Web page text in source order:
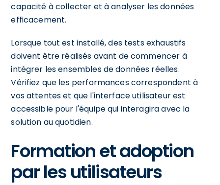
capacité à collecter et à analyser les données
efficacement.
Lorsque tout est installé, des tests exhaustifs
doivent être réalisés avant de commencer à
intégrer les ensembles de données réelles.
Vérifiez que les performances correspondent à
vos attentes et que l'interface utilisateur est
accessible pour l'équipe qui interagira avec la
solution au quotidien.
Formation et adoption
par les utilisateurs